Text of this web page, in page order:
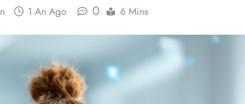
1 An Ago 0 6 Mins